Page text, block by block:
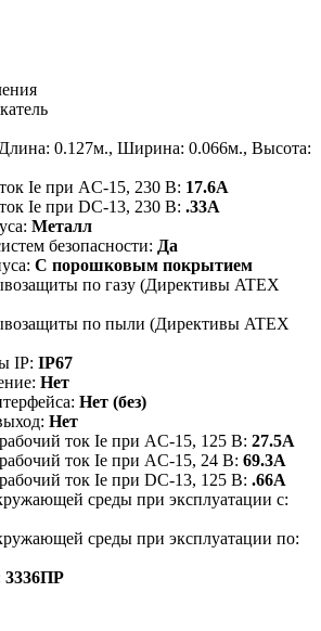
0.127м., Ширина: 0.066м., Высота:
Ie при AC-15, 230 В: 17.6А
Ie при DC-13, 230 В: .33А
Металл
безопасности: Да
С порошковым покрытием
по газу (Директивы ATEX
по пыли (Директивы ATEX
IP: IP67
Нет
Нет (без)
Нет
ток Ie при AC-15, 125 В: 27.5А
ток Ie при AC-15, 24 В: 69.3А
ток Ie при DC-13, 125 В: .66А
среды при эксплуатации с:
среды при эксплуатации по:
3336ПР